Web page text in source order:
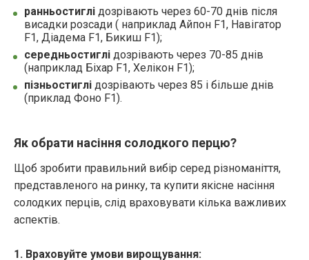
ранньостиглі дозрівають через 60-70 днів після
висадки розсади ( наприклад Айпон F1, Навігатор
F1, Діадема F1, Бикиш F1);
середньостиглі дозрівають через 70-85 днів
(наприклад Біхар F1, Хелікон F1);
пізньостиглі дозрівають через 85 і більше днів
(приклад Фоно F1).
Як обрати насіння солодкого перцю?
Щоб зробити правильний вибір серед різноманіття,
представленого на ринку, та купити якісне насіння
солодких перців, слід враховувати кілька важливих
аспектів.
1. Враховуйте умови вирощування: